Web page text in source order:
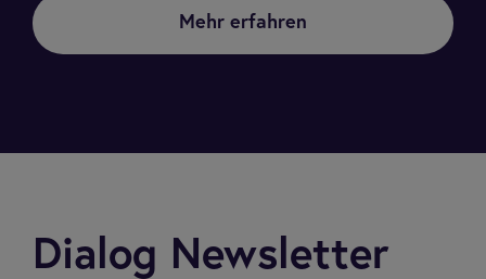
Mehr erfahren
Dia­log Newslet­ter